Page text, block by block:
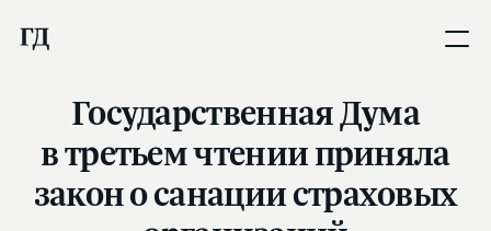
Государственная Дума
в третьем чтении приняла
закон о санации страховых